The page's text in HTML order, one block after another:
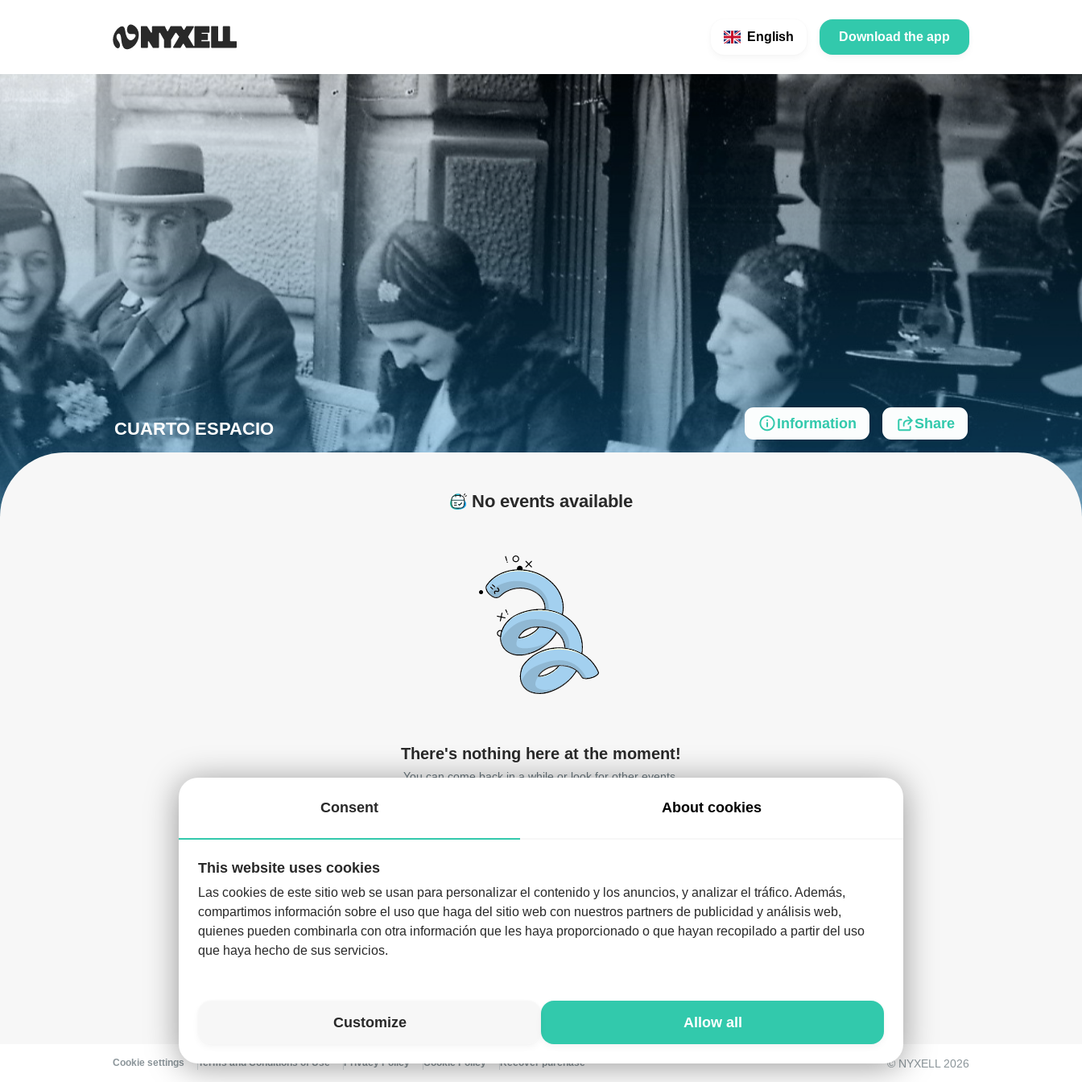
English Download the app
CUARTO ESPACIO Information Share
No events available
There's nothing here at the moment!
You can come back in a while or look for other events.
Download the app and enjoy the night like never before
Cookie settings Terms and Conditions of Use Privacy Policy Cookie Policy Recover purchase © NYXELL 2026
Consent About cookies
This website uses cookies
Las cookies de este sitio web se usan para personalizar el contenido y los anuncios, y analizar el tráfico. Además,
compartimos información sobre el uso que haga del sitio web con nuestros partners de publicidad y análisis web,
quienes pueden combinarla con otra información que les haya proporcionado o que hayan recopilado a partir del uso
que haya hecho de sus servicios.
Allow all
Customize